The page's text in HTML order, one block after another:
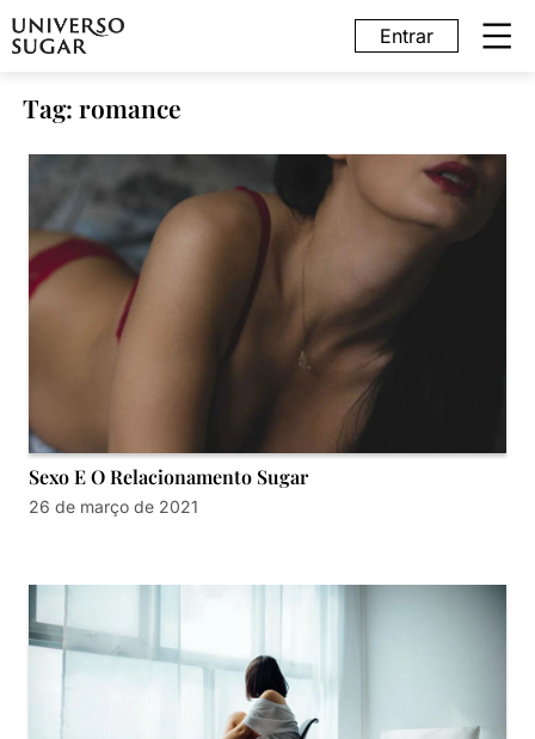
Entrar
Tag: romance
Sexo E O Relacionamento Sugar
26 de março de 2021